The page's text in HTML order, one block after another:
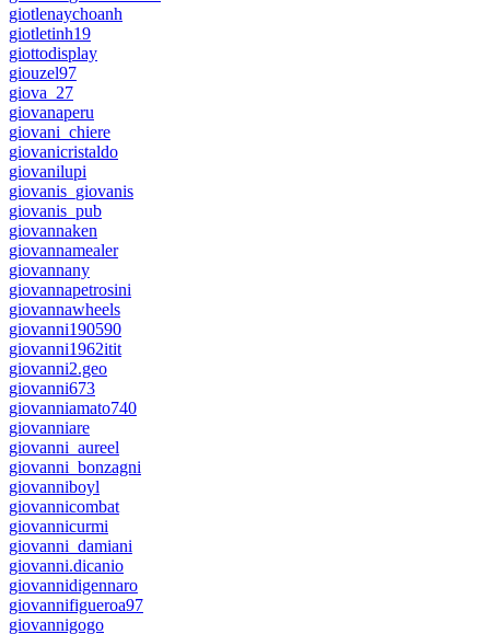
giotlenaychoanh
giotletinh19
giottodisplay
giouzel97
giova_27
giovanaperu
giovani_chiere
giovanicristaldo
giovanilupi
giovanis_giovanis
giovanis_pub
giovannaken
giovannamealer
giovannany
giovannapetrosini
giovannawheels
giovanni190590
giovanni1962itit
giovanni2.geo
giovanni673
giovanniamato740
giovanniare
giovanni_aureel
giovanni_bonzagni
giovanniboyl
giovannicombat
giovannicurmi
giovanni_damiani
giovanni.dicanio
giovannidigennaro
giovannifigueroa97
giovannigogo